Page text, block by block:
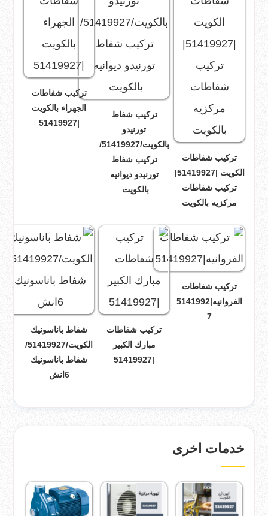
تركيب شفاطات
الكويت |51419927|
تركيب شفاطات
مركزيه بالكويت
تركيب شفاط
تورنيدو
بالكويت/51419927/
تركيب شفاط
تورنيدو ديوانيه
بالكويت
تركيب شفاطات
الجهراء بالكويت
|51419927
تركيب شفاطات
الفروانيه|5141992
7
تركيب شفاطات
مبارك الكبير
|51419927
شفاط باناسونيك
الكويت/51419927/
شفاط باناسونيك
6انش
خدمات اخرى